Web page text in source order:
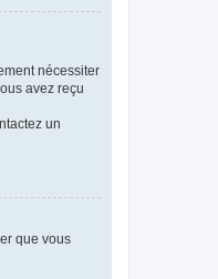
nécessiter
avez reçu
un
que vous